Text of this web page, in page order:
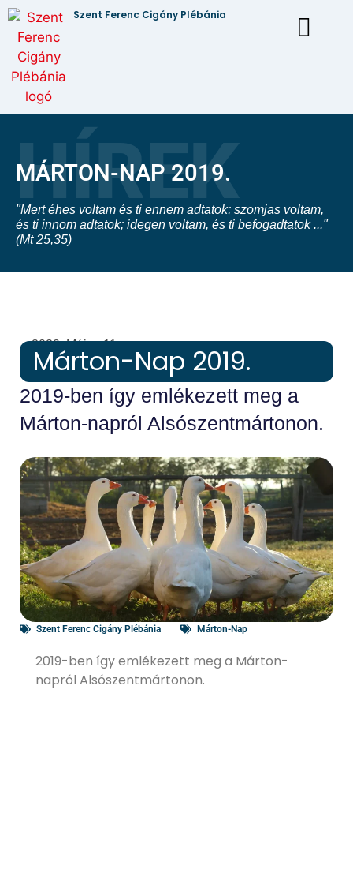
Szent Ferenc Cigány Plébánia
MÁRTON-NAP 2019.
"Mert éhes voltam és ti ennem adtatok; szomjas voltam,
és ti innom adtatok; idegen voltam, és ti befogadtatok ..."
(Mt 25,35)
2020. Május 11.
Márton-Nap 2019.
2019-ben így emlékezett meg a
Márton-napról Alsószentmártonon.
Szent Ferenc Cigány Plébánia Márton-Nap
2019-ben így emlékezett meg a Márton-
napról Alsószentmártonon.